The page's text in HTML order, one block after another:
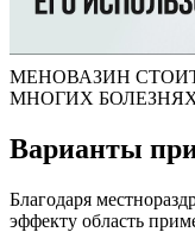
МЕНОВАЗИН
МНОГИХ
Варианты
Благодаря
эффекту область